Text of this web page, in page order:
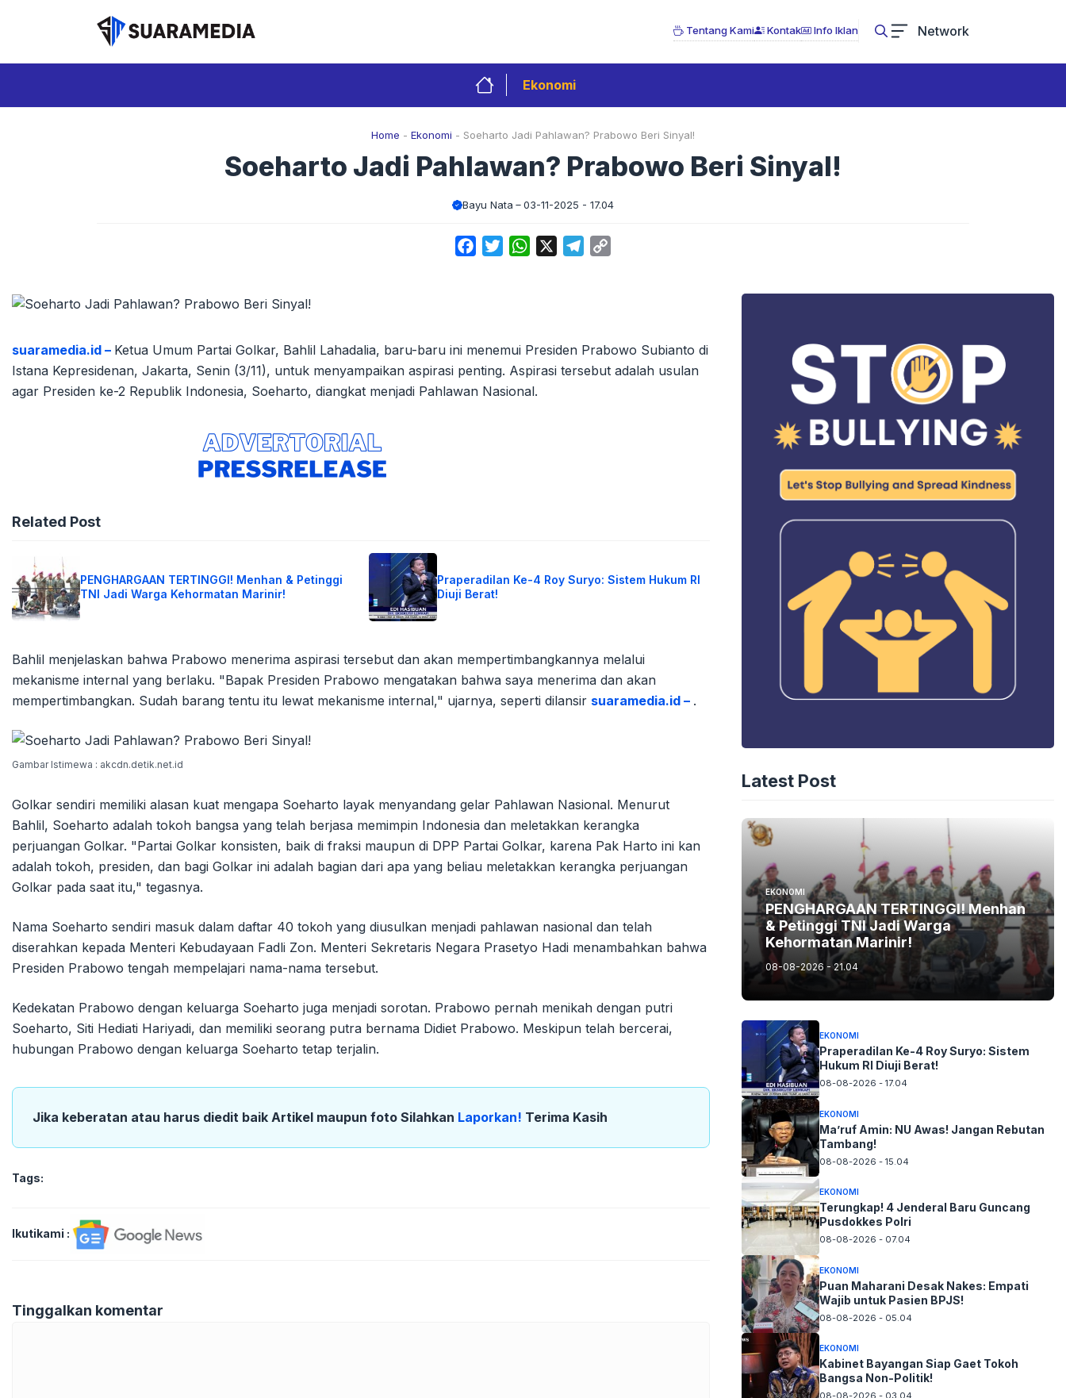
Tentang Kami Kontak Info Iklan Network
Ekonomi
Home - Ekonomi - Soeharto Jadi Pahlawan? Prabowo Beri Sinyal!
Soeharto Jadi Pahlawan? Prabowo Beri Sinyal!
Bayu Nata 03-11-2025 - 17.04
FacebookTwitterWhatsApp Telegram
suaramedia.id – Ketua Umum Partai Golkar, Bahlil Lahadalia, baru-baru ini menemui Presiden Prabowo Subianto di
Istana Kepresidenan, Jakarta, Senin (3/11), untuk menyampaikan aspirasi penting. Aspirasi tersebut adalah usulan
agar Presiden ke-2 Republik Indonesia, Soeharto, diangkat menjadi Pahlawan Nasional.
Related Post
PENGHARGAAN TERTINGGI! Menhan & Petinggi
TNI Jadi Warga Kehormatan Marinir!
Praperadilan Ke-4 Roy Suryo: Sistem Hukum RI
Diuji Berat!
Bahlil menjelaskan bahwa Prabowo menerima aspirasi tersebut dan akan mempertimbangkannya melalui
mekanisme internal yang berlaku. "Bapak Presiden Prabowo mengatakan bahwa saya menerima dan akan
mempertimbangkan. Sudah barang tentu itu lewat mekanisme internal," ujarnya, seperti dilansir suaramedia.id – .
Gambar Istimewa : akcdn.detik.net.id
Golkar sendiri memiliki alasan kuat mengapa Soeharto layak menyandang gelar Pahlawan Nasional. Menurut
Bahlil, Soeharto adalah tokoh bangsa yang telah berjasa memimpin Indonesia dan meletakkan kerangka
perjuangan Golkar. "Partai Golkar konsisten, baik di fraksi maupun di DPP Partai Golkar, karena Pak Harto ini kan
adalah tokoh, presiden, dan bagi Golkar ini adalah bagian dari apa yang beliau meletakkan kerangka perjuangan
Golkar pada saat itu," tegasnya.
Nama Soeharto sendiri masuk dalam daftar 40 tokoh yang diusulkan menjadi pahlawan nasional dan telah
diserahkan kepada Menteri Kebudayaan Fadli Zon. Menteri Sekretaris Negara Prasetyo Hadi menambahkan bahwa
Presiden Prabowo tengah mempelajari nama-nama tersebut.
Kedekatan Prabowo dengan keluarga Soeharto juga menjadi sorotan. Prabowo pernah menikah dengan putri
Soeharto, Siti Hediati Hariyadi, dan memiliki seorang putra bernama Didiet Prabowo. Meskipun telah bercerai,
hubungan Prabowo dengan keluarga Soeharto tetap terjalin.
Jika keberatan atau harus diedit baik Artikel maupun foto Silahkan Laporkan! Terima Kasih
Tags:
Ikutikami :
Tinggalkan komentar
Latest Post
EKONOMI
PENGHARGAAN TERTINGGI! Menhan
& Petinggi TNI Jadi Warga
Kehormatan Marinir!
08-08-2026 - 21.04
EKONOMI
Praperadilan Ke-4 Roy Suryo: Sistem
Hukum RI Diuji Berat!
08-08-2026 - 17.04
EKONOMI
Ma’ruf Amin: NU Awas! Jangan Rebutan
Tambang!
08-08-2026 - 15.04
EKONOMI
Terungkap! 4 Jenderal Baru Guncang
Pusdokkes Polri
08-08-2026 - 07.04
EKONOMI
Puan Maharani Desak Nakes: Empati
Wajib untuk Pasien BPJS!
08-08-2026 - 05.04
EKONOMI
Kabinet Bayangan Siap Gaet Tokoh
Bangsa Non-Politik!